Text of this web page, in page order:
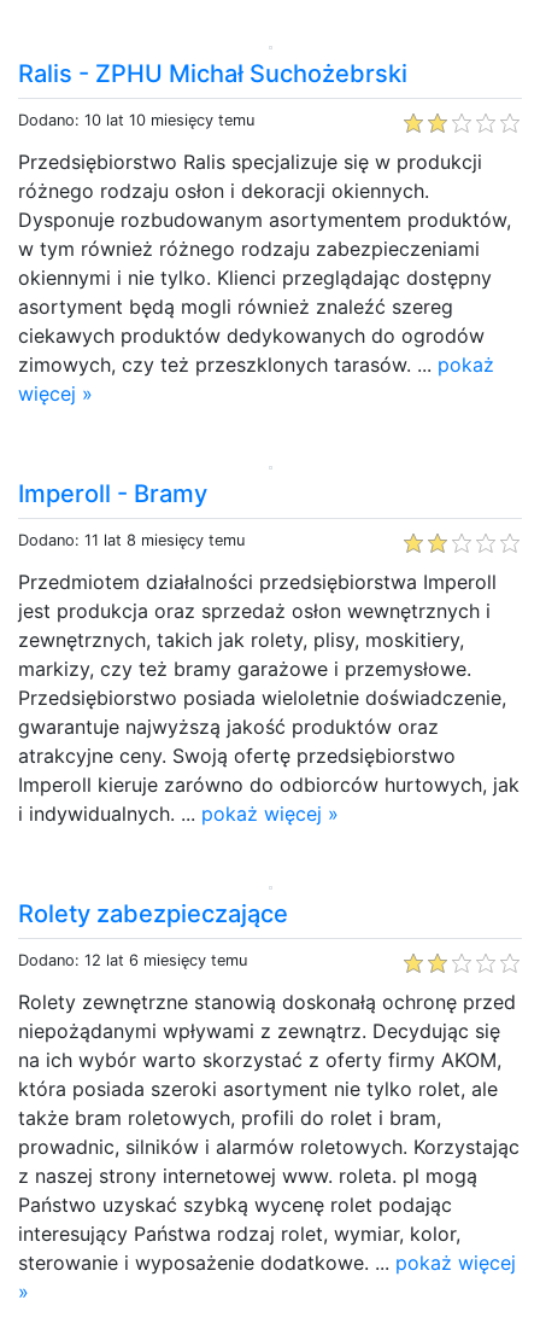
Ralis - ZPHU Michał Suchożebrski
Dodano: 10 lat 10 miesięcy temu
Przedsiębiorstwo Ralis specjalizuje się w produkcji
różnego rodzaju osłon i dekoracji okiennych.
Dysponuje rozbudowanym asortymentem produktów,
w tym również różnego rodzaju zabezpieczeniami
okiennymi i nie tylko. Klienci przeglądając dostępny
asortyment będą mogli również znaleźć szereg
ciekawych produktów dedykowanych do ogrodów
zimowych, czy też przeszklonych tarasów. ... pokaż
więcej »
Imperoll - Bramy
Dodano: 11 lat 8 miesięcy temu
Przedmiotem działalności przedsiębiorstwa Imperoll
jest produkcja oraz sprzedaż osłon wewnętrznych i
zewnętrznych, takich jak rolety, plisy, moskitiery,
markizy, czy też bramy garażowe i przemysłowe.
Przedsiębiorstwo posiada wieloletnie doświadczenie,
gwarantuje najwyższą jakość produktów oraz
atrakcyjne ceny. Swoją ofertę przedsiębiorstwo
Imperoll kieruje zarówno do odbiorców hurtowych, jak
i indywidualnych. ... pokaż więcej »
Rolety zabezpieczające
Dodano: 12 lat 6 miesięcy temu
Rolety zewnętrzne stanowią doskonałą ochronę przed
niepożądanymi wpływami z zewnątrz. Decydując się
na ich wybór warto skorzystać z oferty firmy AKOM,
która posiada szeroki asortyment nie tylko rolet, ale
także bram roletowych, profili do rolet i bram,
prowadnic, silników i alarmów roletowych. Korzystając
z naszej strony internetowej www. roleta. pl mogą
Państwo uzyskać szybką wycenę rolet podając
interesujący Państwa rodzaj rolet, wymiar, kolor,
sterowanie i wyposażenie dodatkowe. ... pokaż więcej
»